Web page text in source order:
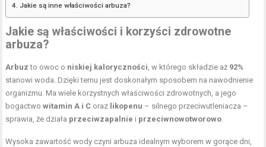
Jakie są inne właściwości arbuza?
Jakie są właściwości i korzyści zdrowotne
arbuza?
Arbuz to owoc o niskiej kaloryczności, w którego składzie aż 92%
stanowi woda. Dzięki temu jest doskonałym sposobem na nawodnienie
organizmu. Ma wiele korzystnych właściwości zdrowotnych, a jego
bogactwowitamin A i C oraz likopenu – silnego przeciwutleniacza –
sprawia, że działa przeciwzapalnie i przeciwnowotworowo.
Wysoka zawartość wody czyni arbuza idealnym wyborem w gorące dni,